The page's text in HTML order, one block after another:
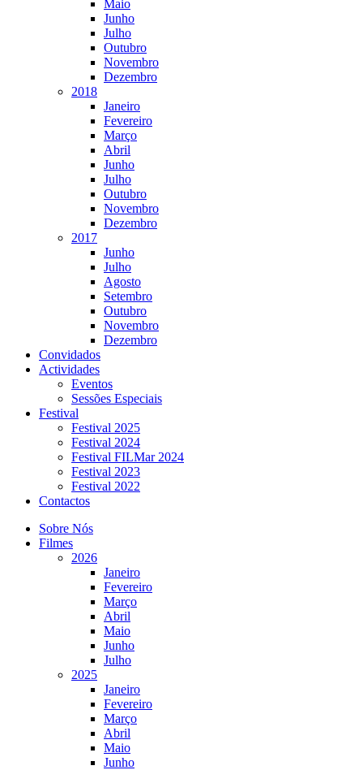
Maio
Junho
Julho
Outubro
Novembro
Dezembro
2018
Janeiro
Fevereiro
Março
Abril
Junho
Julho
Outubro
Novembro
Dezembro
2017
Junho
Julho
Agosto
Setembro
Outubro
Novembro
Dezembro
Convidados
Actividades
Eventos
Sessões Especiais
Festival
Festival 2025
Festival 2024
Festival FILMar 2024
Festival 2023
Festival 2022
Contactos
Sobre Nós
Filmes
2026
Janeiro
Fevereiro
Março
Abril
Maio
Junho
Julho
2025
Janeiro
Fevereiro
Março
Abril
Maio
Junho